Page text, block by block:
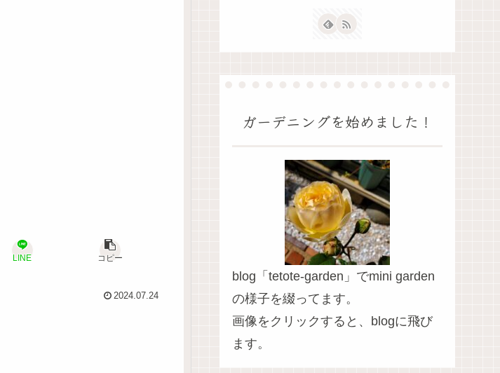
LINE コピー
2024.07.24
ガーデニングを始めました！
blog「tetote-garden」でmini garden
の様子を綴ってます。
画像をクリックすると、blogに飛び
ます。